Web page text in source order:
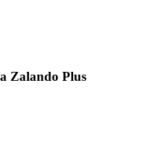
Zalando Plus